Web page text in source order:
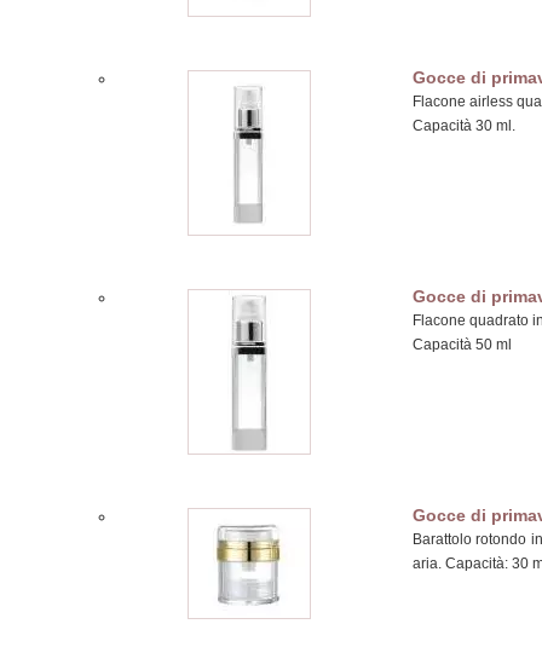
Gocce di
Flacone airless
Capacità 30 ml.
Gocce di
Flacone quadrato
Capacità 50 ml
Gocce di
Barattolo rotondo
aria. Capacità: 30